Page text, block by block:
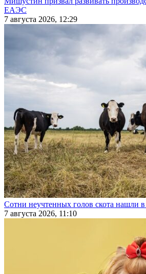
ЕАЭС
7 августа 2026, 12:29
Сотни неучтенных голов скота нашли
7 августа 2026, 11:10